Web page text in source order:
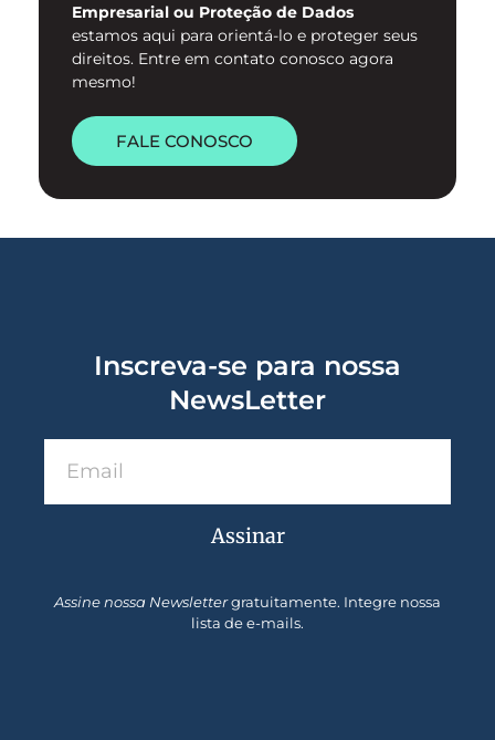
Empresarial ou Proteção de Dados
estamos aqui para orientá-lo e proteger seus
direitos. Entre em contato conosco agora
mesmo!
FALE CONOSCO
Inscreva-se para nossa
NewsLetter
Assinar
Assine nossa Newslettergratuitamente. Integre nossa
lista de e-mails.